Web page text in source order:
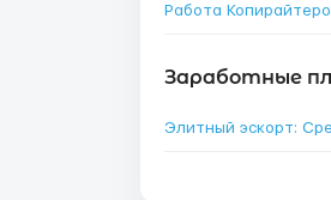
Работа
Заработные
Элитный эскорт: